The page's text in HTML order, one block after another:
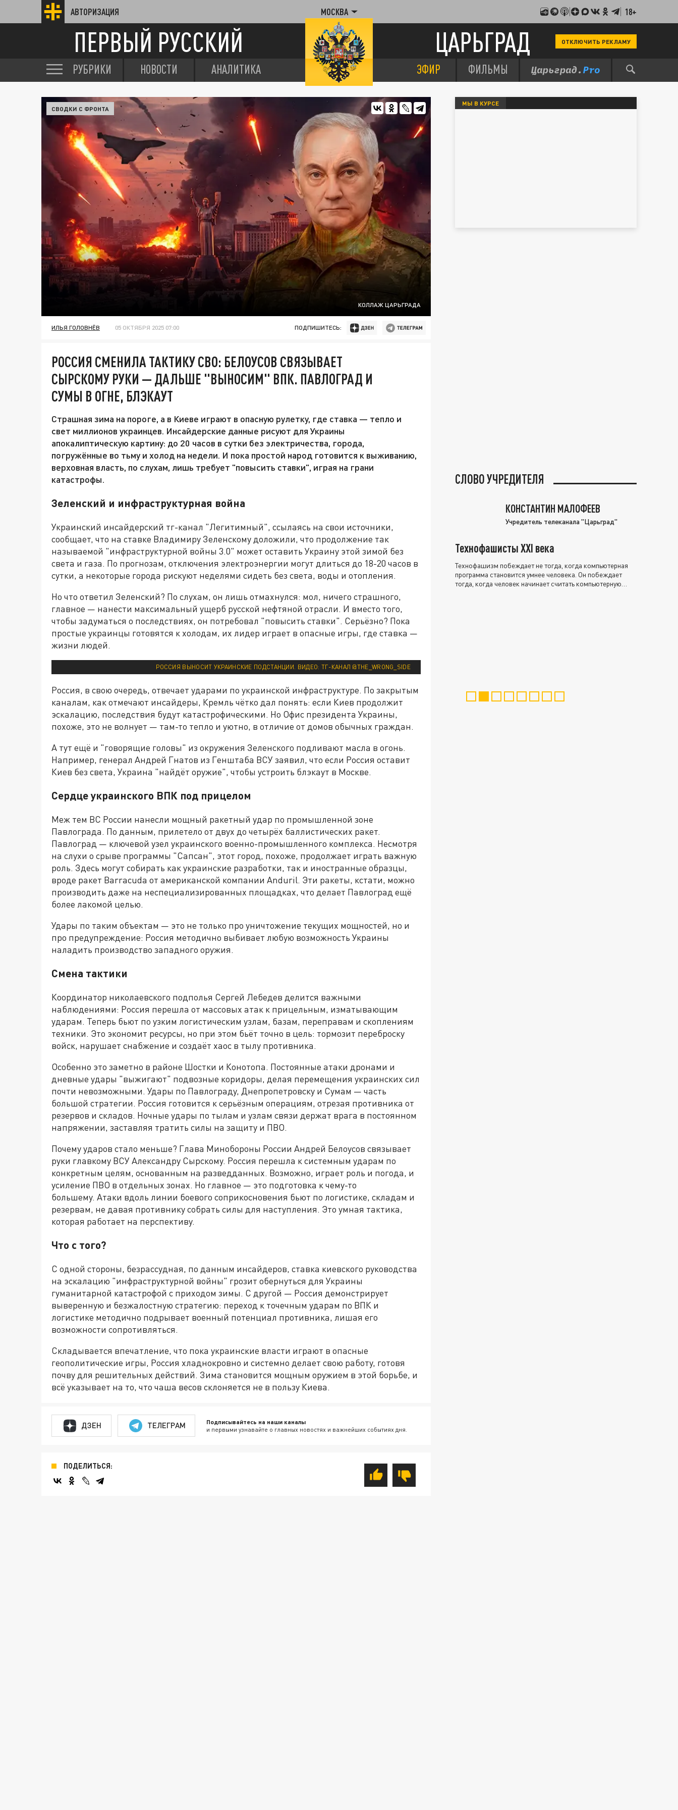
АВТОРИЗАЦИЯ МОСКВА 18+
ПЕРВЫЙ РУССКИЙ ЦАРЬГРАД ОТКЛЮЧИТЬ РЕКЛАМУ
РУБРИКИ НОВОСТИ АНАЛИТИКА ЭФИР ФИЛЬМЫ
КОЛЛАЖ ЦАРЬГРАДА
СВОДКИ С ФРОНТА
ИЛЬЯ ГОЛОВНЁВ 05 ОКТЯБРЯ 2025 07:00 ПОДПИШИТЕСЬ:
РОССИЯ СМЕНИЛА ТАКТИКУ СВО: БЕЛОУСОВ СВЯЗЫВАЕТ
СЫРСКОМУ РУКИ — ДАЛЬШЕ "ВЫНОСИМ" ВПК. ПАВЛОГРАД И
СУМЫ В ОГНЕ, БЛЭКАУТ
Страшная зима на пороге, а в Киеве играют в опасную рулетку, где ставка — тепло и
свет миллионов украинцев. Инсайдерские данные рисуют для Украины
апокалиптическую картину: до 20 часов в сутки без электричества, города,
погружённые во тьму и холод на недели. И пока простой народ готовится к выживанию,
верховная власть, по слухам, лишь требует "повысить ставки", играя на грани
катастрофы.
Зеленский и инфраструктурная война
Украинский инсайдерский тг-канал "Легитимный", ссылаясь на свои источники,
сообщает, что на ставке Владимиру Зеленскому доложили, что продолжение так
называемой "инфраструктурной войны 3.0" может оставить Украину этой зимой без
света и газа. По прогнозам, отключения электроэнергии могут длиться до 18-20 часов в
сутки, а некоторые города рискуют неделями сидеть без света, воды и отопления.
Но что ответил Зеленский? По слухам, он лишь отмахнулся: мол, ничего страшного,
главное — нанести максимальный ущерб русской нефтяной отрасли. И вместо того,
чтобы задуматься о последствиях, он потребовал "повысить ставки". Серьёзно? Пока
простые украинцы готовятся к холодам, их лидер играет в опасные игры, где ставка —
жизни людей.
РОССИЯ ВЫНОСИТ УКРАИНСКИЕ ПОДСТАНЦИИ. ВИДЕО: ТГ-КАНАЛ @THE_WRONG_SIDE
Россия, в свою очередь, отвечает ударами по украинской инфраструктуре. По закрытым
каналам, как отмечают инсайдеры, Кремль чётко дал понять: если Киев продолжит
эскалацию, последствия будут катастрофическими. Но Офис президента Украины,
похоже, это не волнует — там-то тепло и уютно, в отличие от домов обычных граждан.
А тут ещё и "говорящие головы" из окружения Зеленского подливают масла в огонь.
Например, генерал Андрей Гнатов из Генштаба ВСУ заявил, что если Россия оставит
Киев без света, Украина "найдёт оружие", чтобы устроить блэкаут в Москве.
Сердце украинского ВПК под прицелом
Меж тем ВС России нанесли мощный ракетный удар по промышленной зоне
Павлограда. По данным, прилетело от двух до четырёх баллистических ракет.
Павлоград — ключевой узел украинского военно-промышленного комплекса. Несмотря
на слухи о срыве программы "Сапсан", этот город, похоже, продолжает играть важную
роль. Здесь могут собирать как украинские разработки, так и иностранные образцы,
вроде ракет Barracuda от американской компании Anduril. Эти ракеты, кстати, можно
производить даже на неспециализированных площадках, что делает Павлоград ещё
более лакомой целью.
Удары по таким объектам — это не только про уничтожение текущих мощностей, но и
про предупреждение: Россия методично выбивает любую возможность Украины
наладить производство западного оружия.
Смена тактики
Координатор николаевского подполья Сергей Лебедев делится важными
наблюдениями: Россия перешла от массовых атак к прицельным, изматывающим
ударам. Теперь бьют по узким логистическим узлам, базам, переправам и скоплениям
техники. Это экономит ресурсы, но при этом бьёт точно в цель: тормозит переброску
войск, нарушает снабжение и создаёт хаос в тылу противника.
Особенно это заметно в районе Шостки и Конотопа. Постоянные атаки дронами и
дневные удары "выжигают" подвозные коридоры, делая перемещения украинских сил
почти невозможными. Удары по Павлограду, Днепропетровску и Сумам — часть
большой стратегии. Россия готовится к серьёзным операциям, отрезая противника от
резервов и складов. Ночные удары по тылам и узлам связи держат врага в постоянном
напряжении, заставляя тратить силы на защиту и ПВО.
Почему ударов стало меньше? Глава Минобороны России Андрей Белоусов связывает
руки главкому ВСУ Александру Сырскому. Россия перешла к системным ударам по
конкретным целям, основанным на разведданных. Возможно, играет роль и погода, и
усиление ПВО в отдельных зонах. Но главное — это подготовка к чему-то
большему. Атаки вдоль линии боевого соприкосновения бьют по логистике, складам и
резервам, не давая противнику собрать силы для наступления. Это умная тактика,
которая работает на перспективу.
Что с того?
С одной стороны, безрассудная, по данным инсайдеров, ставка киевского руководства
на эскалацию "инфраструктурной войны" грозит обернуться для Украины
гуманитарной катастрофой с приходом зимы. С другой — Россия демонстрирует
выверенную и безжалостную стратегию: переход к точечным ударам по ВПК и
логистике методично подрывает военный потенциал противника, лишая его
возможности сопротивляться.
Складывается впечатление, что пока украинские власти играют в опасные
геополитические игры, Россия хладнокровно и системно делает свою работу, готовя
почву для решительных действий. Зима становится мощным оружием в этой борьбе, и
всё указывает на то, что чаша весов склоняется не в пользу Киева.
ДЗЕН ТЕЛЕГРАМ Подписывайтесь на наши каналы
и первыми узнавайте о главных новостях и важнейших событиях дня.
ПОДЕЛИТЬСЯ:
МЫ В КУРСЕ
СЛОВО УЧРЕДИТЕЛЯ
КОНСТАНТИН МАЛОФЕЕВ
Учредитель телеканала "Царьград"
Технофашисты XXI века
Технофашизм побеждает не тогда, когда компьютерная
программа становится умнее человека. Он побеждает
тогда, когда человек начинает считать компьютерную